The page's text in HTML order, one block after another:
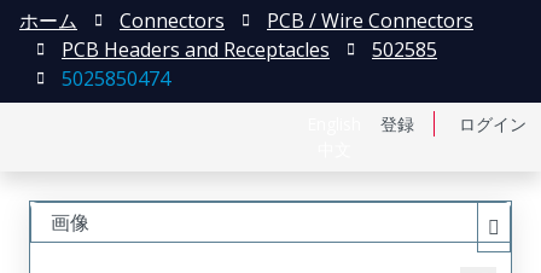
登録 ログイン
ホーム Connectors
PCB / Wire Connectors
PCB Headers and Receptacles
502585
5025850474
画像